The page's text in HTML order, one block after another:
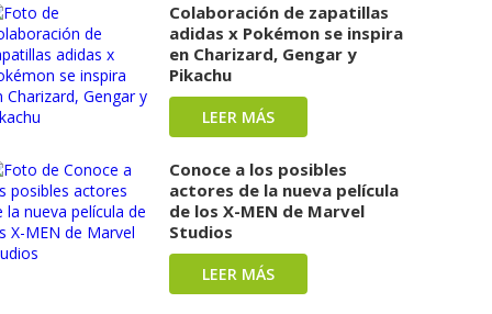
Colaboración de zapatillas
adidas x Pokémon se inspira
en Charizard, Gengar y
Pikachu
LEER MÁS
Conoce a los posibles
actores de la nueva película
de los X-MEN de Marvel
Studios
LEER MÁS